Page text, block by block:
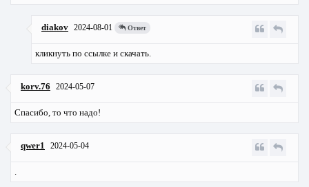
diakov 2024-08-01 Ответ
кликнуть по ссылке и скачать.
korv.76 2024-05-07
Спасибо, то что надо!
qwer1 2024-05-04